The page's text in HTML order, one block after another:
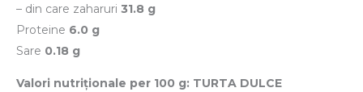
– din care zaharuri 31.8 g
Proteine 6.0 g
Sare 0.18 g
Valori nutriționale per 100 g: TURTA DULCE